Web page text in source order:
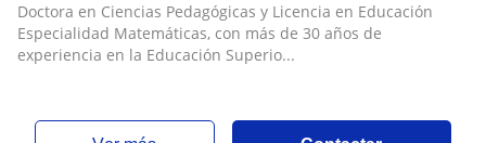
Doctora en Ciencias Pedagógicas y Licencia en Educación
Especialidad Matemáticas, con más de 30 años de
experiencia en la Educación Superio...